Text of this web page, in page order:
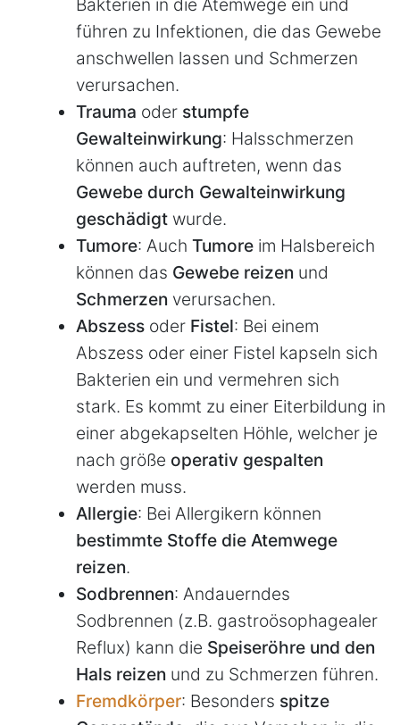
führen zu Infektionen, die das Gewebe
anschwellen lassen und Schmerzen
verursachen.
Trauma oder stumpfe
Gewalteinwirkung: Halsschmerzen
können auch auftreten, wenn das
Gewebe durch Gewalteinwirkung
geschädigt wurde.
Tumore: Auch Tumore im Halsbereich
können das Gewebe reizen und
Schmerzen verursachen.
Abszess oder Fistel: Bei einem
Abszess oder einer Fistel kapseln sich
Bakterien ein und vermehren sich
stark. Es kommt zu einer Eiterbildung in
einer abgekapselten Höhle, welcher je
nach größe operativ gespalten
werden muss.
Allergie: Bei Allergikern können
bestimmte Stoffe die Atemwege
reizen.
Sodbrennen: Andauerndes
Sodbrennen (z.B. gastroösophagealer
Reflux) kann die Speiseröhre und den
Hals reizen und zu Schmerzen führen.
Fremdkörper: Besonders spitze